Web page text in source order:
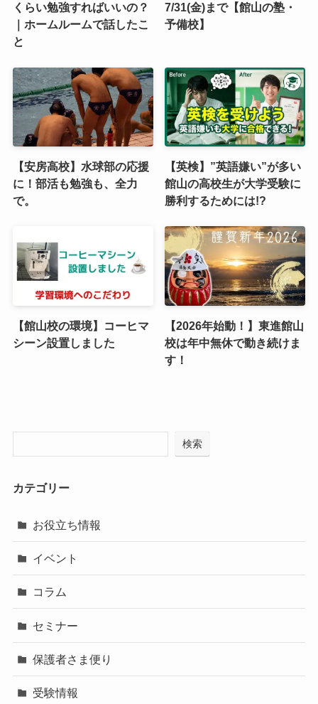
くらい勉強すればいいの？
｜ホームルームで話したこ
と
7/31(金)まで【館山の塾・
予備校】
【安房高校】水球部の応援
に！部活も勉強も、全力
で。
【英検】”英語嫌い”が多い
館山の高校生が大学受験に
勝利するためには!?
【館山校の環境】コーヒマ
シーン設置しました
【2026年始動！】東進館山
校は年中無休で動き続けま
す！
検索
カテゴリー
お役立ち情報
イベント
コラム
セミナー
保護者さま便り
受験情報